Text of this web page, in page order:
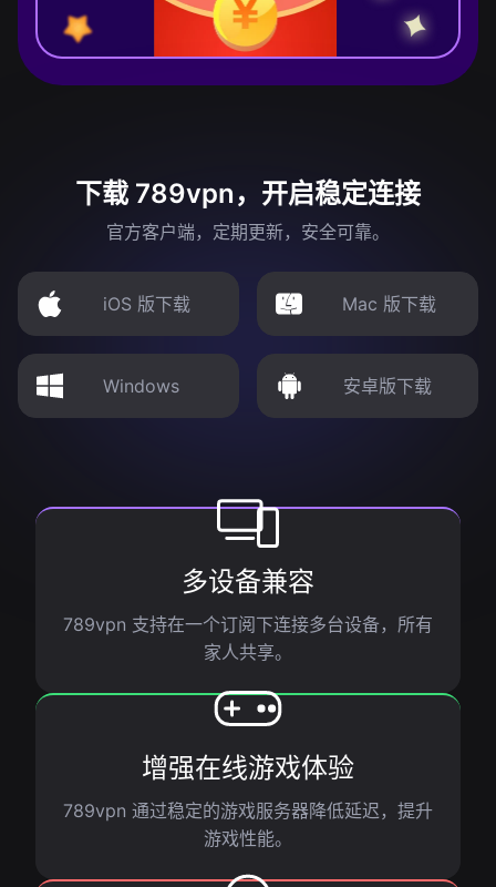
下载 789vpn，开启稳定连接
官方客户端，定期更新，安全可靠。
iOS 版下载 Mac 版下载
Windows 安卓版下载
多设备兼容
789vpn 支持在一个订阅下连接多台设备，所有
家人共享。
增强在线游戏体验
789vpn 通过稳定的游戏服务器降低延迟，提升
游戏性能。